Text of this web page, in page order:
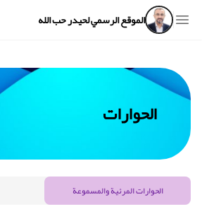
Open sidebarالموقع الرسمي لحيدر حب الله
الحوارات
الحوارات المرئية والمسموعة